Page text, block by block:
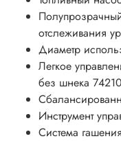
отслеживания
Диаметр
Легкое
без шнека
Инструмент
Система